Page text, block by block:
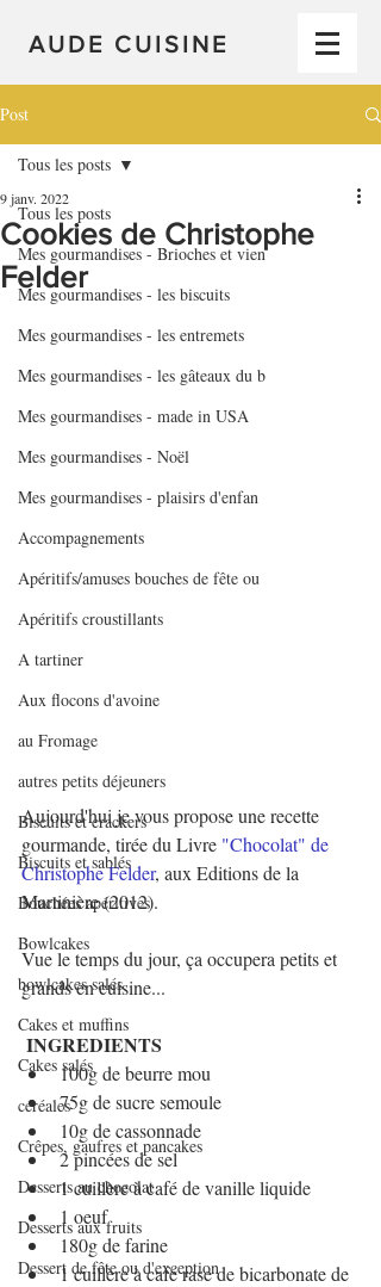
AUDE CUISINE
Post
Tous les posts
Mes gourmandises - Brioches et vien
Mes gourmandises - les biscuits
Mes gourmandises - les entremets
Mes gourmandises - les gâteaux du b
Mes gourmandises - made in USA
Mes gourmandises - Noël
Mes gourmandises - plaisirs d'enfan
Accompagnements
Apéritifs/amuses bouches de fête ou
Apéritifs croustillants
A tartiner
Aux flocons d'avoine
au Fromage
autres petits déjeuners
Biscuits et crackers
Biscuits et sablés
Bouchées apéritives
Bowlcakes
bowlcakes salés
Cakes et muffins
Cakes salés
céréales
Crêpes, gaufres et pancakes
Desserts au chocolat
Desserts aux fruits
Dessert de fête ou d'exception
Tous les posts
Cookies de Christophe
Felder
9 janv. 2022
Aujourd'hui je vous propose une recette
gourmande, tirée du Livre "Chocolat" de
Christophe Felder, aux Editions de la
Martinière (2012).
Vue le temps du jour, ça occupera petits et
grands en cuisine...
INGREDIENTS
100g de beurre mou
75g de sucre semoule
10g de cassonnade
2 pincées de sel
1 cuillère à café de vanille liquide
1 oeuf
180g de farine
1 cuillère à café rase de bicarbonate de